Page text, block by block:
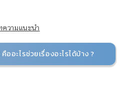
วามแนะนำ
ออะไรช่วยเรื่องอะไรได้บ้าง ?